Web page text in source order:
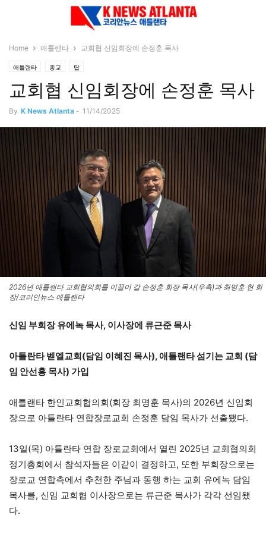
Home 애틀랜타 교회협 신임회장에 손정훈 목사
애틀랜타 종교 탑
교회협 신임회장에 손정훈 목사
By K News Atlanta - 11/14/2025
2026년 애틀랜타 교회협의회를 이끌어 갈 손정훈 회장 목사(우측)과 최명훈 현 회
장/코리안뉴스 애틀랜타
신임 부회장 유에녹 목사, 이사장에 류근준 목사
아틀란타 벧엘교회(담임 이혜진 목사), 애틀랜타 섬기는 교회 (담
임 안선홍 목사) 가입
애틀랜타 한인교회협의회(회장 최명훈 목사)의 2026년 신임회
장으로 아틀란타 연합장로교회 손정훈 담임 목사가 선출됐다.
13일(목) 아틀란타 연합 장로교회에서 열린 2025년 교회협의회
정기총회에서 참석자들은 이같이 결정하고, 또한 부회장으로는
장로교 연합측에서 추천한 주님과 동행 하는 교회 유에녹 담임
목사를, 신임 교회협 이사장으로는 류근준 목사가 각각 선임됐
다.